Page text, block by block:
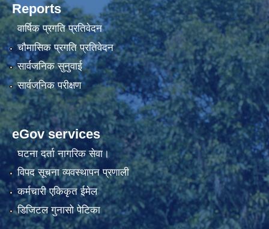
Reports
वार्षिक प्रगति प्रतिवेदन
चौमासिक प्रगति प्रतिवेदन
सार्वजनिक सुनुवाई
सार्वजनिक परीक्षण
eGov services
घटना दर्ता नागरिक सेवा।
विपद सूचना व्यवस्थापन प्रणाली
कर्मचारी एकिकृत ईमेल
डिजिटल गुनासो पेटिका